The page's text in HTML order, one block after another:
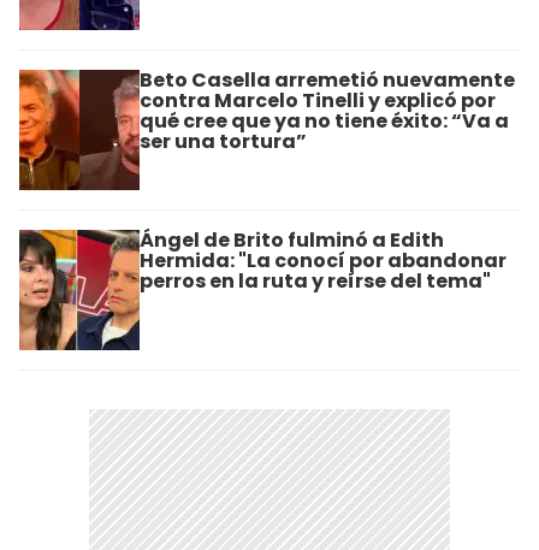
Beto Casella arremetió nuevamente
contra Marcelo Tinelli y explicó por
qué cree que ya no tiene éxito: “Va a
ser una tortura”
Ángel de Brito fulminó a Edith
Hermida: "La conocí por abandonar
perros en la ruta y reírse del tema"